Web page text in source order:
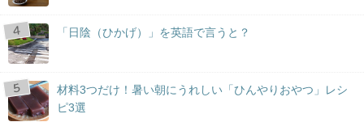
「日陰（ひかげ）」を英語で言うと？
材料3つだけ！暑い朝にうれしい「ひんやりおやつ」レシ
ピ3選